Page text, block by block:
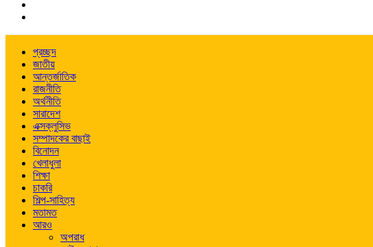
প্রচ্ছদ
জাতীয়
আন্তর্জাতিক
রাজনীতি
অর্থনীতি
সারাদেশ
এক্সক্লুসিভ
সম্পাদকের বাছাই
বিনোদন
খেলাধুলা
শিক্ষা
চাকরি
শিল্প-সাহিত্য
মতামত
আরও
অপরাধ